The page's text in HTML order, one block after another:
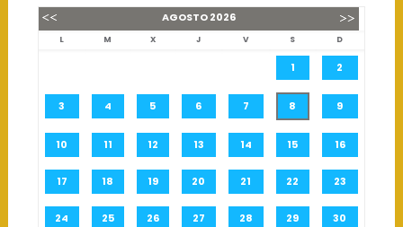
AGOSTO2026
L M X J V S D
1 2
3 4 5 6 7 8 9
10 11 12 13 14 15 16
17 18 19 20 21 22 23
24 25 26 27 28 29 30